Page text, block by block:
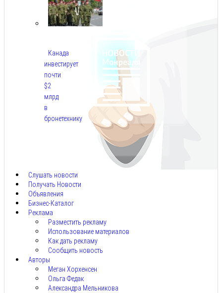
Канада
инвестирует
почти
$2
млрд
в
бронетехнику
Слушать новости
Получать Новости
Объявления
Бизнес-Каталог
Реклама
Разместить рекламу
Использование материалов
Как дать рекламу
Сообщить новость
Авторы
Меган Хорхенсен
Ольга Федак
Александра Мельникова